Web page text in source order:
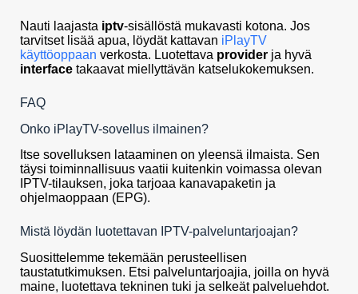
Nauti laajasta iptv-sisällöstä mukavasti kotona. Jos
tarvitset lisää apua, löydät kattavan iPlayTV
käyttöoppaan verkosta. Luotettava provider ja hyvä
interface takaavat miellyttävän katselukokemuksen.
FAQ
Onko iPlayTV-sovellus ilmainen?
Itse sovelluksen lataaminen on yleensä ilmaista. Sen
täysi toiminnallisuus vaatii kuitenkin voimassa olevan
IPTV-tilauksen, joka tarjoaa kanavapaketin ja
ohjelmaoppaan (EPG).
Mistä löydän luotettavan IPTV-palveluntarjoajan?
Suosittelemme tekemään perusteellisen
taustatutkimuksen. Etsi palveluntarjoajia, joilla on hyvä
maine, luotettava tekninen tuki ja selkeät palveluehdot.